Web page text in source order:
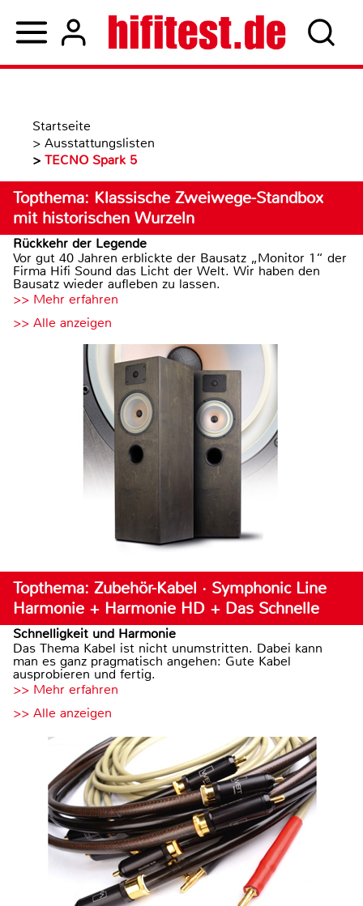
Startseite
> Ausstattungslisten
> TECNO Spark 5
Topthema: Klassische Zweiwege-Standbox
mit historischen Wurzeln
Rückkehr der Legende
Vor gut 40 Jahren erblickte der Bausatz „Monitor 1“ der
Firma Hifi Sound das Licht der Welt. Wir haben den
Bausatz wieder aufleben zu lassen.
>> Mehr erfahren
>> Alle anzeigen
Topthema: Zubehör-Kabel · Symphonic Line
Harmonie + Harmonie HD + Das Schnelle
Schnelligkeit und Harmonie
Das Thema Kabel ist nicht unumstritten. Dabei kann
man es ganz pragmatisch angehen: Gute Kabel
ausprobieren und fertig.
>> Mehr erfahren
>> Alle anzeigen